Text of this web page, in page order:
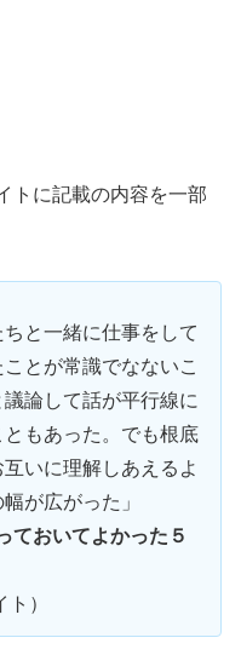
トに記載の内容を一部
ちと一緒に仕事をして
とが常識でなないこ
論して話が平行線に
もあった。でも根底
いに理解しあえるよ
が広がった」
ておいてよかった５
）